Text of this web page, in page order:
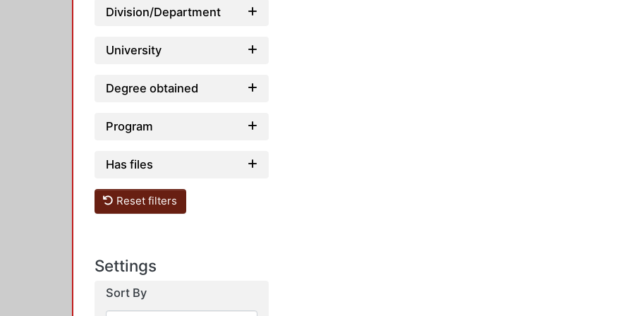
Division/Department
University
Degree obtained
Program
Has files
Reset filters
Settings
Sort By